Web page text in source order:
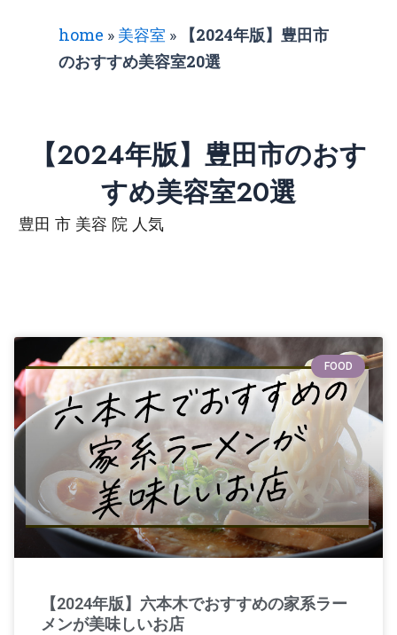
home » 美容室 »
【2024年版】豊田市
のおすすめ美容室20選
【2024年版】豊田市のおす
すめ美容室20選
豊田 市 美容 院 人気
FOOD
【2024年版】六本木でおすすめの家系ラー
メンが美味しいお店